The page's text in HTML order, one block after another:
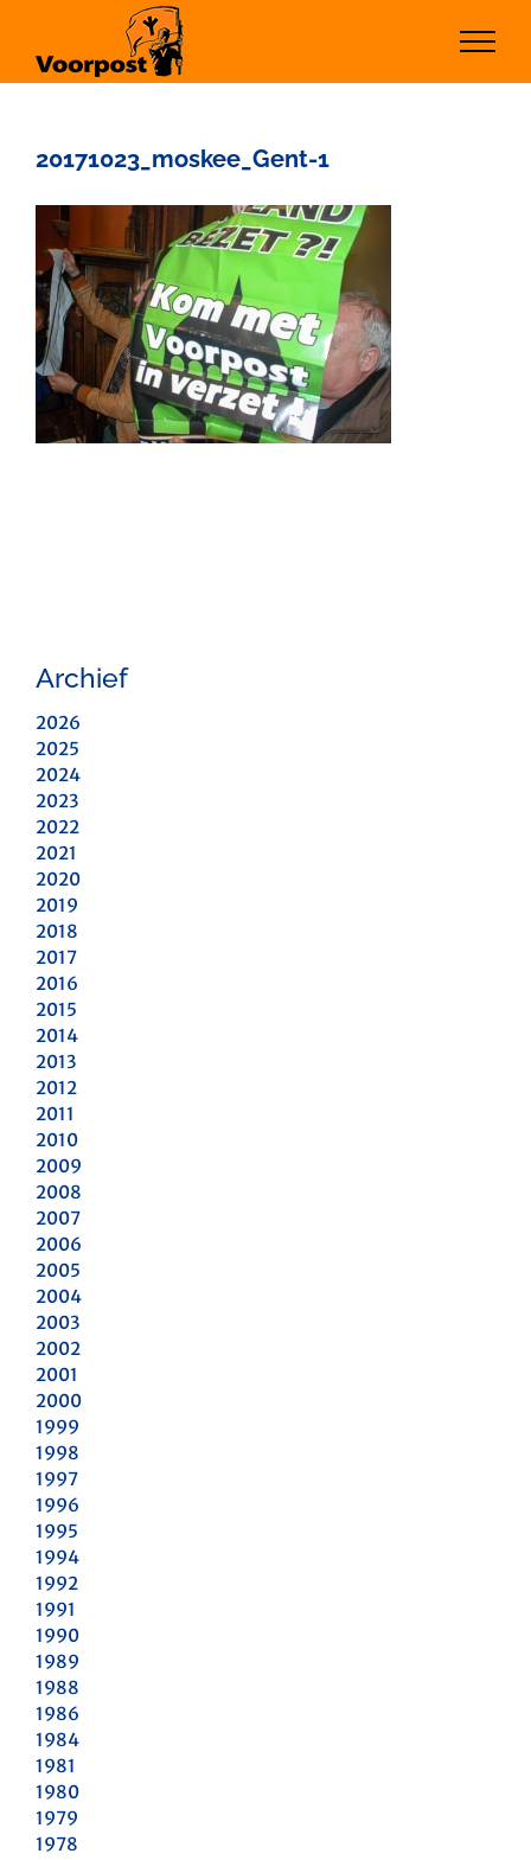
inhoud
20171023_moskee_Gent-1
Archief
2026
2025
2024
2023
2022
2021
2020
2019
2018
2017
2016
2015
2014
2013
2012
2011
2010
2009
2008
2007
2006
2005
2004
2003
2002
2001
2000
1999
1998
1997
1996
1995
1994
1992
1991
1990
1989
1988
1986
1984
1981
1980
1979
1978